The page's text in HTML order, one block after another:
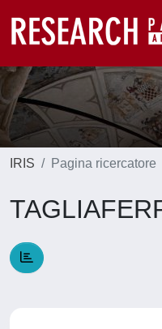
IRIS Pagina ricercatore